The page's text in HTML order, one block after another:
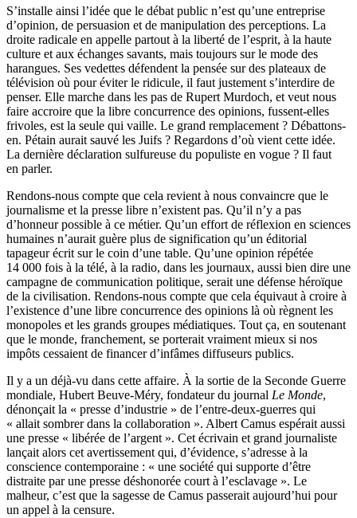
S’installe ainsi l’idée que le débat public n’est qu’une entreprise
d’opinion, de persuasion et de manipulation des perceptions. La
droite radicale en appelle partout à la liberté de l’esprit, à la haute
culture et aux échanges savants, mais toujours sur le mode des
harangues. Ses vedettes défendent la pensée sur des plateaux de
télévision où pour éviter le ridicule, il faut justement s’interdire de
penser. Elle marche dans les pas de Rupert Murdoch, et veut nous
faire accroire que la libre concurrence des opinions, fussent-elles
frivoles, est la seule qui vaille. Le grand remplacement ? Débattons-
en. Pétain aurait sauvé les Juifs ? Regardons d’où vient cette idée.
La dernière déclaration sulfureuse du populiste en vogue ? Il faut
en parler.
Rendons-nous compte que cela revient à nous convaincre que le
journalisme et la presse libre n’existent pas. Qu’il n’y a pas
d’honneur possible à ce métier. Qu’un effort de réflexion en sciences
humaines n’aurait guère plus de signification qu’un éditorial
tapageur écrit sur le coin d’une table. Qu’une opinion répétée
14 000 fois à la télé, à la radio, dans les journaux, aussi bien dire une
campagne de communication politique, serait une défense héroïque
de la civilisation. Rendons-nous compte que cela équivaut à croire à
l’existence d’une libre concurrence des opinions là où règnent les
monopoles et les grands groupes médiatiques. Tout ça, en soutenant
que le monde, franchement, se porterait vraiment mieux si nos
impôts cessaient de financer d’infâmes diffuseurs publics.
Il y a un déjà-vu dans cette affaire. À la sortie de la Seconde Guerre
mondiale, Hubert Beuve-Méry, fondateur du journal Le Monde,
dénonçait la « presse d’industrie » de l’entre-deux-guerres qui
« allait sombrer dans la collaboration ». Albert Camus espérait aussi
une presse « libérée de l’argent ». Cet écrivain et grand journaliste
lançait alors cet avertissement qui, d’évidence, s’adresse à la
conscience contemporaine : « une société qui supporte d’être
distraite par une presse déshonorée court à l’esclavage ». Le
malheur, c’est que la sagesse de Camus passerait aujourd’hui pour
un appel à la censure.